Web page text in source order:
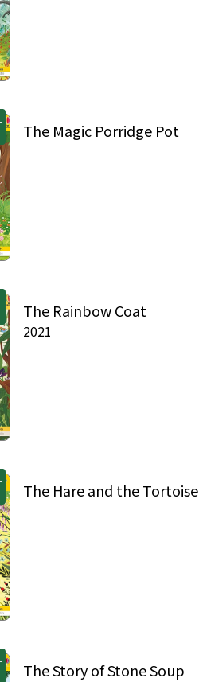
The Magic Porridge Pot
The Rainbow Coat
2021
The Hare and the Tortoise
The Story of Stone Soup